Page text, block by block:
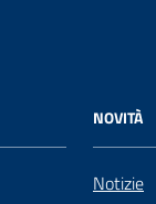
NOVITÀ
Notizie